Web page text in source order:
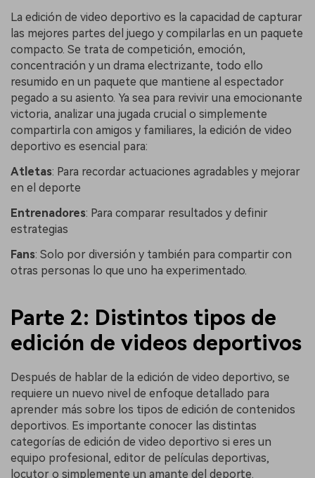
La edición de video deportivo es la capacidad de capturar
las mejores partes del juego y compilarlas en un paquete
compacto. Se trata de competición, emoción,
concentración y un drama electrizante, todo ello
resumido en un paquete que mantiene al espectador
pegado a su asiento. Ya sea para revivir una emocionante
victoria, analizar una jugada crucial o simplemente
compartirla con amigos y familiares, la edición de video
deportivo es esencial para:
Atletas: Para recordar actuaciones agradables y mejorar
en el deporte
Entrenadores: Para comparar resultados y definir
estrategias
Fans: Solo por diversión y también para compartir con
otras personas lo que uno ha experimentado.
Parte 2: Distintos tipos de
edición de videos deportivos
Después de hablar de la edición de video deportivo, se
requiere un nuevo nivel de enfoque detallado para
aprender más sobre los tipos de edición de contenidos
deportivos. Es importante conocer las distintas
categorías de edición de video deportivo si eres un
equipo profesional, editor de películas deportivas,
locutor o simplemente un amante del deporte.